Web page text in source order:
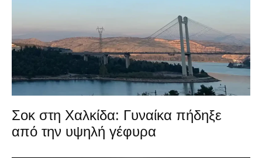
Σοκ στη Χαλκίδα: Γυναίκα πήδηξε
από την υψηλή γέφυρα